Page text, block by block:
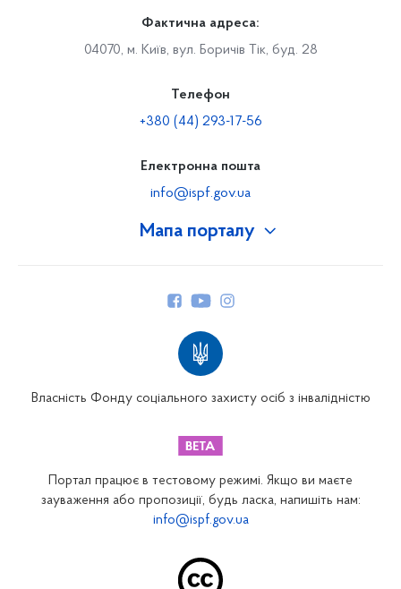
Мапа порталу
Закарпатське відділення
Запорізьке відділення
Фактична адреса:
04070, м. Київ, вул. Боричів Тік, буд. 28
Телефон
+380 (44) 293-17-56
Електронна пошта
info@ispf.gov.ua
Власність Фонду соціального захисту осіб з інвалідністю
Портал працює в тестовому режимі. Якщо ви маєте
зауваження або пропозиції, будь ласка, напишіть нам:
info@ispf.gov.ua